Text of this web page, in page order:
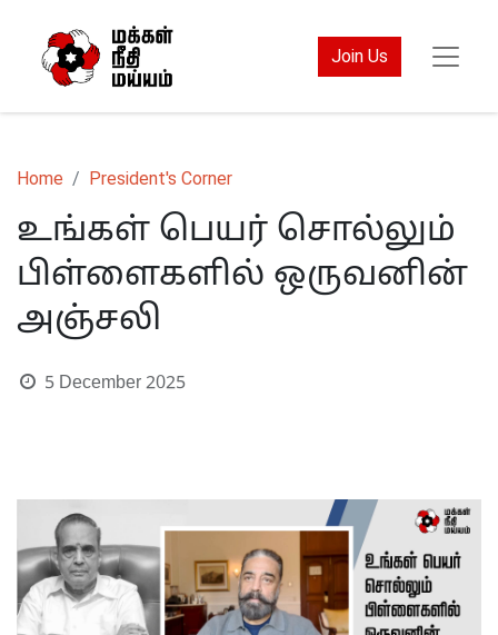
Join Us
Home President's Corner
உங்கள் பெயர் சொல்லும்
பிள்ளைகளில் ஒருவனின்
அஞ்சலி
5 December 2025